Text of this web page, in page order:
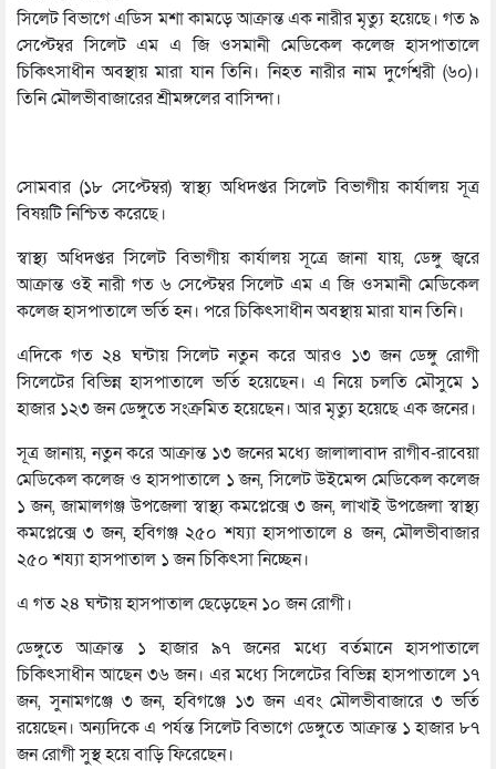
সিলেট বিভাগে এডিস মশা কামড়ে আক্রান্ত এক নারীর মৃত্যু হয়েছে। গত ৯
সেপ্টেম্বর সিলেট এম এ জি ওসমানী মেডিকেল কলেজ হাসপাতালে
চিকিৎসাধীন অবস্থায় মারা যান তিনি। নিহত নারীর নাম দুর্গেশ্বরী (৬০)।
তিনি মৌলভীবাজারের শ্রীমঙ্গলের বাসিন্দা।
সোমবার (১৮ সেপ্টেম্বর) স্বাস্থ্য অধিদপ্তর সিলেট বিভাগীয় কার্যালয় সূত্র
বিষয়টি নিশ্চিত করেছে।
স্বাস্থ্য অধিদপ্তর সিলেট বিভাগীয় কার্যালয় সূত্রে জানা যায়, ডেঙ্গু জ্বরে
আক্রান্ত ওই নারী গত ৬ সেপ্টেম্বর সিলেট এম এ জি ওসমানী মেডিকেল
কলেজ হাসপাতালে ভর্তি হন। পরে চিকিৎসাধীন অবস্থায় মারা যান তিনি।
এদিকে গত ২৪ ঘন্টায় সিলেট নতুন করে আরও ১৩ জন ডেঙ্গু রোগী
সিলেটের বিভিন্ন হাসপাতালে ভর্তি হয়েছেন। এ নিয়ে চলতি মৌসুমে ১
হাজার ১২৩ জন ডেঙ্গুতে সংক্রমিত হয়েছেন। আর মৃত্যু হয়েছে এক জনের।
সূত্র জানায়, নতুন করে আক্রান্ত ১৩ জনের মধ্যে জালালাবাদ রাগীব-রাবেয়া
মেডিকেল কলেজ ও হাসপাতালে ১ জন, সিলেট উইমেন্স মেডিকেল কলেজ
১ জন, জামালগঞ্জ উপজেলা স্বাস্থ্য কমপ্লেক্সে ৩ জন, লাখাই উপজেলা স্বাস্থ্য
কমপ্লেক্সে ৩ জন, হবিগঞ্জ ২৫০ শয্যা হাসপাতালে ৪ জন, মৌলভীবাজার
২৫০ শয্যা হাসপাতাল ১ জন চিকিৎসা নিচ্ছেন।
এ গত ২৪ ঘন্টায় হাসপাতাল ছেড়েছেন ১০ জন রোগী।
ডেঙ্গুতে আক্রান্ত ১ হাজার ৯৭ জনের মধ্যে বর্তমানে হাসপাতালে
চিকিৎসাধীন আছেন ৩৬ জন। এর মধ্যে সিলেটের বিভিন্ন হাসপাতালে ১৭
জন, সুনামগঞ্জে ৩ জন, হবিগঞ্জে ১৩ জন এবং মৌলভীবাজারে ৩ ভর্তি
রয়েছেন। অন্যদিকে এ পর্যন্ত সিলেট বিভাগে ডেঙ্গুতে আক্রান্ত ১ হাজার ৮৭
জন রোগী সুস্থ হয়ে বাড়ি ফিরেছেন।